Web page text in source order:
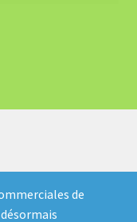
de